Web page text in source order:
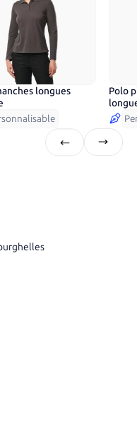
longues
15
Polo